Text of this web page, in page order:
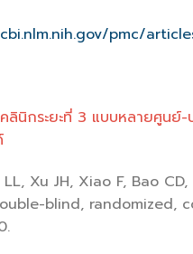
pmc/
ลินิกระยะที่ 3 แบบหลายศูน
Xu JH, Xiao F, Bao
blind, randomized,